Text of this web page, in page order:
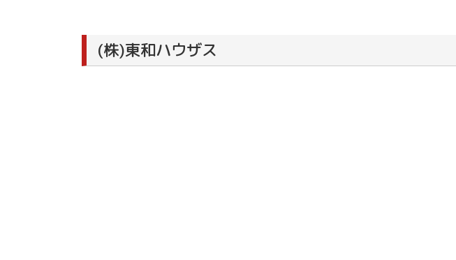
(株)東和ハウザス